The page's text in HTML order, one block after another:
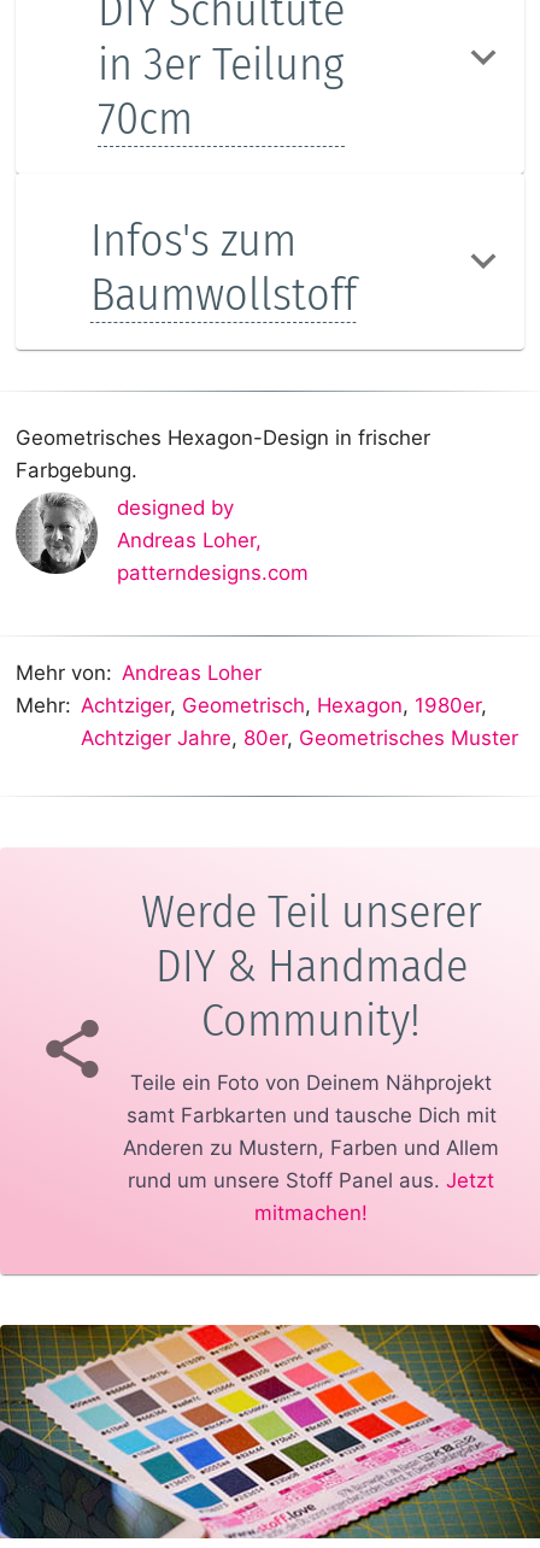
in 3er Teilung
70cm
Infos's zum
Baumwollstoff
Geometrisches Hexagon-Design in frischer
Farbgebung.
designed by
Andreas Loher,
patterndesigns.com
Mehr von: Andreas Loher
Mehr: Achtziger, Geometrisch, Hexagon, 1980er,
Achtziger Jahre, 80er, Geometrisches Muster
Werde Teil unserer
DIY & Handmade
Community!
Teile ein Foto von Deinem Nähprojekt
samt Farbkarten und tausche Dich mit
Anderen zu Mustern, Farben und Allem
rund um unsere Stoff Panel aus. Jetzt
mitmachen!